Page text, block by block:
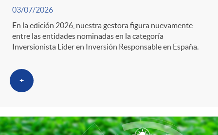
03/07/2026
En la edición 2026, nuestra gestora figura nuevamente
entre las entidades nominadas en la categoría
Inversionista Líder en Inversión Responsable en España.
+